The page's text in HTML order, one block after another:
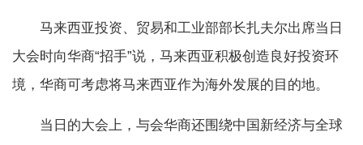
马来西亚投资、贸易和工业部部长扎夫尔出席当日
大会时向华商“招手”说，马来西亚积极创造良好投资环
境，华商可考虑将马来西亚作为海外发展的目的地。
当日的大会上，与会华商还围绕中国新经济与全球